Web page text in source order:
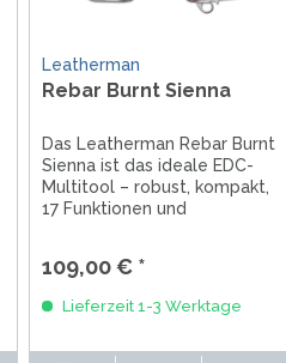
Leatherman
Rebar Burnt Sienna
Das Leatherman Rebar Burnt
Sienna ist das ideale EDC-
Multitool – robust, kompakt,
17 Funktionen und
Erdtönen.
109,00 € *
Lieferzeit 1-3 Werktage